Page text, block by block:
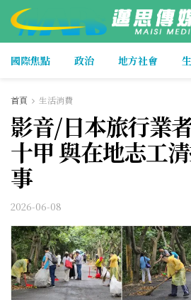
國際焦點 政治 地方社會
首頁 生活消費
影音/日本旅行業
十甲 與在地志工
事
2026-06-08